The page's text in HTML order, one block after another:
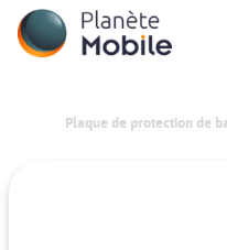
Plaque de protection de